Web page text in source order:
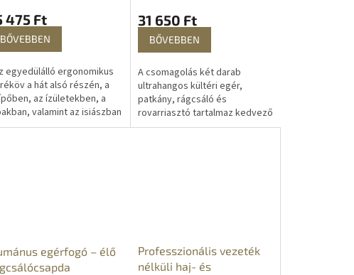
475 Ft
BŐVEBBEN
egyedülálló ergonomikus
a hát alsó részén, a
az ízületekben, a
valamint az isiászban
gerincferdülésben
31 650 Ft
BŐVEBBEN
A csomagolás két darab
ultrahangos kültéri egér,
patkány, rágcsáló és
rovarriasztó tartalmaz kedvező
áron. Ismerje meg ezt az erős
egérfogó – élő
Professzionális vezeték
nélküli haj- és